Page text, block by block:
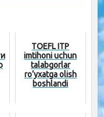
TOEFL ITP
imtihoni uchun
talabgorlar
ro‘yxatga olish
boshlandi